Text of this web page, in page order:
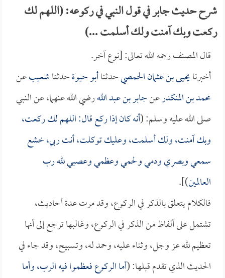
شرح حديث جابر في قول النبي في ركوعه: (اللهم لك
ركعت وبك آمنت ولك أسلمت ...)
قال المصنف رحمه الله تعالى: [نوع آخر.
أخبرنايحيى بن عثمان الحمصيحدثناأبو حيوةحدثناشعيبعن
محمد بن المنكدرعنجابر بن عبد اللهرضي الله عنهما، عن النبي
صلى الله عليه وسلم: (أنه كان إذا ركع قال: اللهم لك ركعت،
وبك آمنت، ولك أسلمت، وعليك توكلت، أنت ربي، خشع
سمعي وبصري ودمي ولحمي وعظمي وعصبي لله رب
العالمين)].
فالكلام يتعلق بالذكر في الركوع، وقد مرت عدة أحاديث،
تشتمل على ألفاظ من الذكر في الركوع، وغالبها ترجع إلى أنها
تعظيم لله عز وجل، وثناء عليه، وحمد له، وتسبيح، وقد جاء في
الحديث الذي تقدم قبلها: (أما الركوع فعظموا فيه الرب، وأما